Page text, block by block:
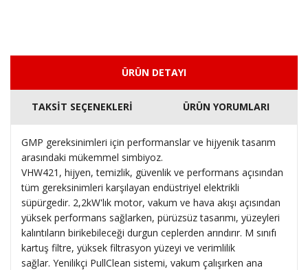
ÜRÜN DETAYI
TAKSİT SEÇENEKLERİ ÜRÜN YORUMLARI
GMP gereksinimleri için performanslar ve hijyenik tasarım
arasındaki mükemmel simbiyoz.
VHW421, hijyen, temizlik, güvenlik ve performans açısından
tüm gereksinimleri karşılayan endüstriyel elektrikli
süpürgedir. 2,2kW'lık motor, vakum ve hava akışı açısından
yüksek performans sağlarken, pürüzsüz tasarımı, yüzeyleri
kalıntıların birikebileceği durgun ceplerden arındırır. M sınıfı
kartuş filtre, yüksek filtrasyon yüzeyi ve verimlilik
sağlar. Yenilikçi PullClean sistemi, vakum çalışırken ana